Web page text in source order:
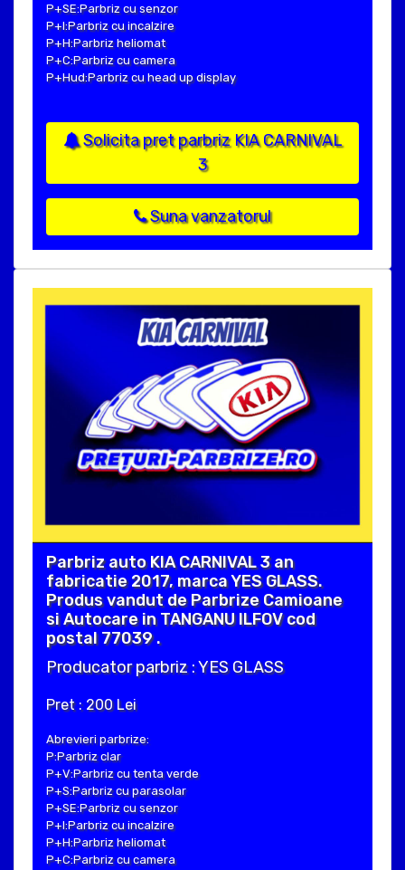
P+SE:Parbriz cu senzor
P+I:Parbriz cu incalzire
P+H:Parbriz heliomat
P+C:Parbriz cu camera
P+Hud:Parbriz cu head up display
Solicita pret parbriz KIA CARNIVAL
3
Suna vanzatorul
Parbriz auto KIA CARNIVAL 3 an
fabricatie 2017, marca YES GLASS.
Produs vandut de Parbrize Camioane
si Autocare in TANGANU ILFOV cod
postal 77039 .
Producator parbriz : YES GLASS
Pret : 200 Lei
Abrevieri parbrize:
P:Parbriz clar
P+V:Parbriz cu tenta verde
P+S:Parbriz cu parasolar
P+SE:Parbriz cu senzor
P+I:Parbriz cu incalzire
P+H:Parbriz heliomat
P+C:Parbriz cu camera